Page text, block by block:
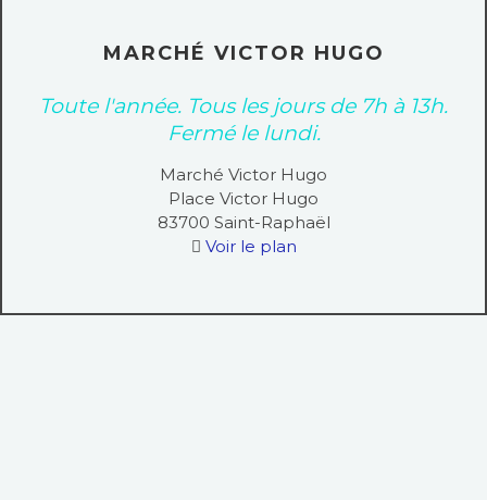
MARCHÉ VICTOR HUGO
Toute l'année. Tous les jours de 7h à 13h.
Fermé le lundi.
Marché Victor Hugo
Place Victor Hugo
83700 Saint-Raphaël
Voir le plan